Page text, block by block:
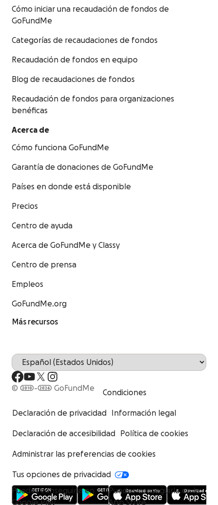
Cómo iniciar una recaudación de fondos de
GoFundMe
Categorías de recaudaciones de fondos
Recaudación de fondos en equipo
Blog de recaudaciones de fondos
Recaudación de fondos para organizaciones
benéficas
Acerca de
Cómo funciona GoFundMe
Garantía de donaciones de GoFundMe
Países en donde está disponible
Precios
Centro de ayuda
Acerca de GoFundMe y Classy
Centro de prensa
Empleos
GoFundMe.org
Más recursos
© 2010-2026 GoFundMe
Condiciones
Declaración de privacidad Información legal
Declaración de accesibilidad Política de cookies
Administrar las preferencias de cookies
Tus opciones de privacidad
Puedes conseguirla en
Google Play
Puedes conseguirla en la
App Store